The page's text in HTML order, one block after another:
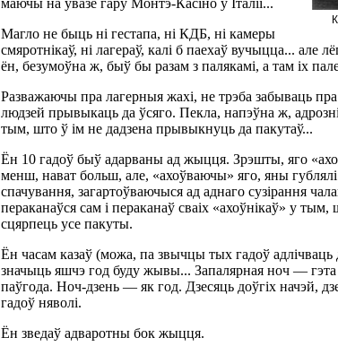
маючы на ўвазе гару Монтэ-Касіно ў Італіі...
Магло не быць ні гестапа, ні КДБ, ні камеры
смяротнікаў, ні лагераў, калі б паехаў вучыцца... але
ён, безумоўна ж, быў бы разам з палякамі, а там іх
Разважаючы пра лагерныя жахі, не трэба забываць
людзей прывыкаць да ўсяго. Пекла, напэўна ж,
тым, што ў ім не дадзена прывыкнуць да пакутаў...
Ён 10 гадоў быў адарваны ад жыцця. Зрэшты, яго
менш, нават больш, але, «ахоўваючы» яго, яны
спачування, загартоўваючыся ад аднаго сузірання
пераканаўся сам і пераканаў сваіх «ахоўнікаў» у
сцярпець усе пакуты.
Ён часам казаў (можа, па звычцы тых гадоў адлічваць
значыць яшчэ год буду жывы... Запалярная ноч —
паўгода. Ноч-дзень — як год. Дзесяць доўгіх начэй,
гадоў няволі.
Ён зведаў адваротны бок жыцця.